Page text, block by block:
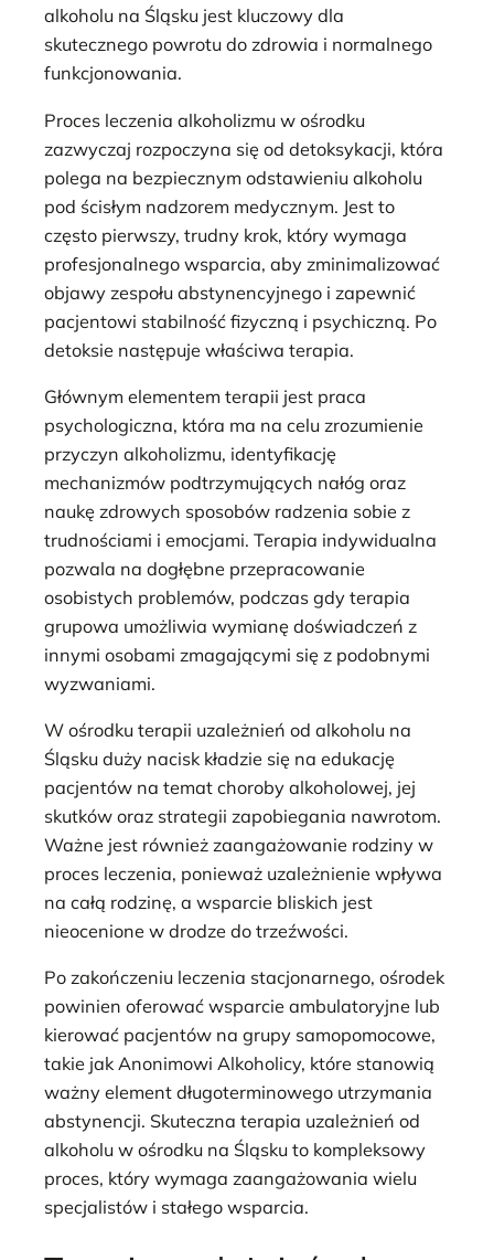
alkoholu na Śląsku jest kluczowy dla
skutecznego powrotu do zdrowia i normalnego
funkcjonowania.
Proces leczenia alkoholizmu w ośrodku
zazwyczaj rozpoczyna się od detoksykacji, która
polega na bezpiecznym odstawieniu alkoholu
pod ścisłym nadzorem medycznym. Jest to
często pierwszy, trudny krok, który wymaga
profesjonalnego wsparcia, aby zminimalizować
objawy zespołu abstynencyjnego i zapewnić
pacjentowi stabilność fizyczną i psychiczną. Po
detoksie następuje właściwa terapia.
Głównym elementem terapii jest praca
psychologiczna, która ma na celu zrozumienie
przyczyn alkoholizmu, identyfikację
mechanizmów podtrzymujących nałóg oraz
naukę zdrowych sposobów radzenia sobie z
trudnościami i emocjami. Terapia indywidualna
pozwala na dogłębne przepracowanie
osobistych problemów, podczas gdy terapia
grupowa umożliwia wymianę doświadczeń z
innymi osobami zmagającymi się z podobnymi
wyzwaniami.
W ośrodku terapii uzależnień od alkoholu na
Śląsku duży nacisk kładzie się na edukację
pacjentów na temat choroby alkoholowej, jej
skutków oraz strategii zapobiegania nawrotom.
Ważne jest również zaangażowanie rodziny w
proces leczenia, ponieważ uzależnienie wpływa
na całą rodzinę, a wsparcie bliskich jest
nieocenione w drodze do trzeźwości.
Po zakończeniu leczenia stacjonarnego, ośrodek
powinien oferować wsparcie ambulatoryjne lub
kierować pacjentów na grupy samopomocowe,
takie jak Anonimowi Alkoholicy, które stanowią
ważny element długoterminowego utrzymania
abstynencji. Skuteczna terapia uzależnień od
alkoholu w ośrodku na Śląsku to kompleksowy
proces, który wymaga zaangażowania wielu
specjalistów i stałego wsparcia.